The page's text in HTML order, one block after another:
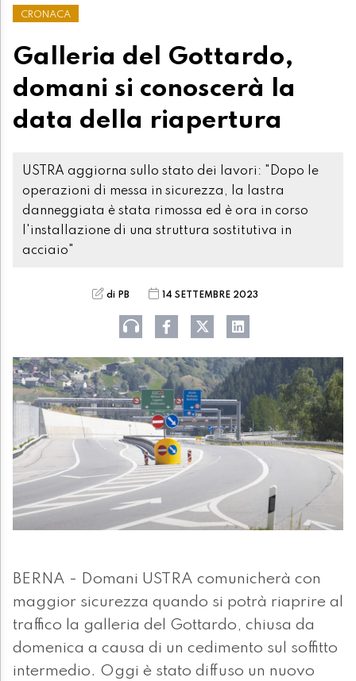
CRONACA
Galleria del Gottardo,
domani si conoscerà la
data della riapertura
USTRA aggiorna sullo stato dei lavori: "Dopo le
operazioni di messa in sicurezza, la lastra
danneggiata è stata rimossa ed è ora in corso
l'installazione di una struttura sostitutiva in
acciaio"
di PB 14 SETTEMBRE 2023
BERNA - Domani USTRA comunicherà con
maggior sicurezza quando si potrà riaprire al
traffico la galleria del Gottardo, chiusa da
domenica a causa di un cedimento sul soffitto
intermedio. Oggi è stato diffuso un nuovo